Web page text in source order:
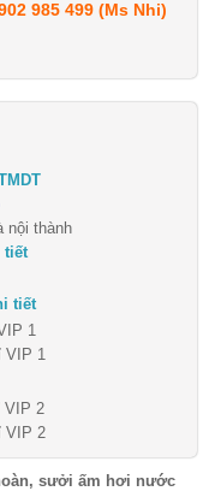
985 499 (Ms Nhi)
nội thành
tiết
tiết
1
VIP 1
VIP 2
VIP 2
sưởi ấm hơi nước